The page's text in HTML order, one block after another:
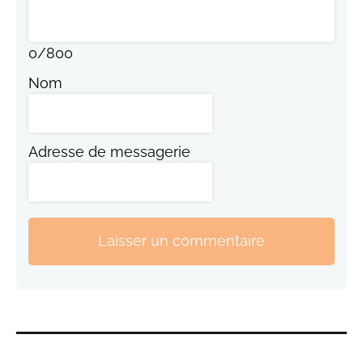
0/800
Nom
Adresse de messagerie
Laisser un commentaire